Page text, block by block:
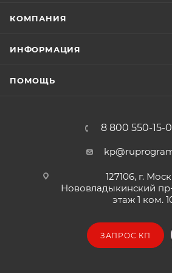
КОМПАНИЯ
ИНФОРМАЦИЯ
ПОМОЩЬ
8 800 550-15-
127106, г.
Нововладыкинский пр-
этаж 1 ком.
ЗАПРОС КП